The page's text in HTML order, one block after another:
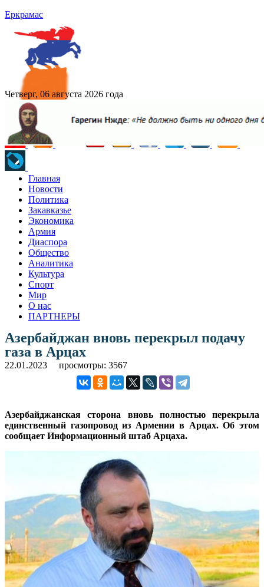
Еркрамас
Четверг, 06 августа 2026 года
Главная
Новости
Политика
Закавказье
Экономика
Армия
Диаспора
Общество
Аналитика
Культура
Спорт
Мир
О нас
ПАРТНЕРЫ
Азербайджан вновь перекрыл подачу
газа в Арцах
22.01.2023 просмотры: 3567
Азербайджанская сторона вновь полностью перекрыла
единственный газопровод из Армении в Арцах. Об этом
сообщает Информационный штаб Арцаха.